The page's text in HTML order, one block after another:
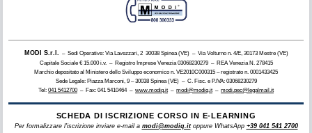
MODI S.r.l.
– Sedi Operative: Via Lavezzari, 2 30038 Spinea (VE) – Via Volturno n. 4/E, 30173 Mestre (VE)
Capitale Sociale € 15.000 i.v. – Registro Imprese Venezia 03068230279 – REA Venezia N. 278415
Marchio depositato al Ministero dello Sviluppo economico n. VE2010C000315 – registrato n. 0001433425
Sede Legale: Piazza Marconi, 9 – 30038 Spinea (VE) – C. Fisc. e P.IVA: 03068230279
Tel: 041 5412700– Fax: 041 5410464 – www.modiq.it – modi@modiq.it – modi.pec@legalmail.it
SCHEDA DI ISCRIZIONE CORSO IN E-LEARNING
Per formalizzare l'iscrizione inviare e-mail a modi@modiq.itoppure WhatsApp +39 041 541 2700